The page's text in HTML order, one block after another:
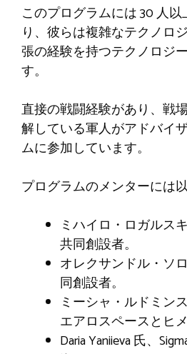
このプログラムには 30 人
り、彼らは複雑なテクノロ
張の経験を持つテクノロジ
す。
直接の戦闘経験があり、戦
解している軍人がアドバイ
ムに参加しています。
プログラムのメンターには
ミハイロ・ロガルス
共同創設者。
オレクサンドル・ソ
同創設者。
ミーシャ・ルドミン
エアロスペースとヒ
Daria Yaniieva 氏、